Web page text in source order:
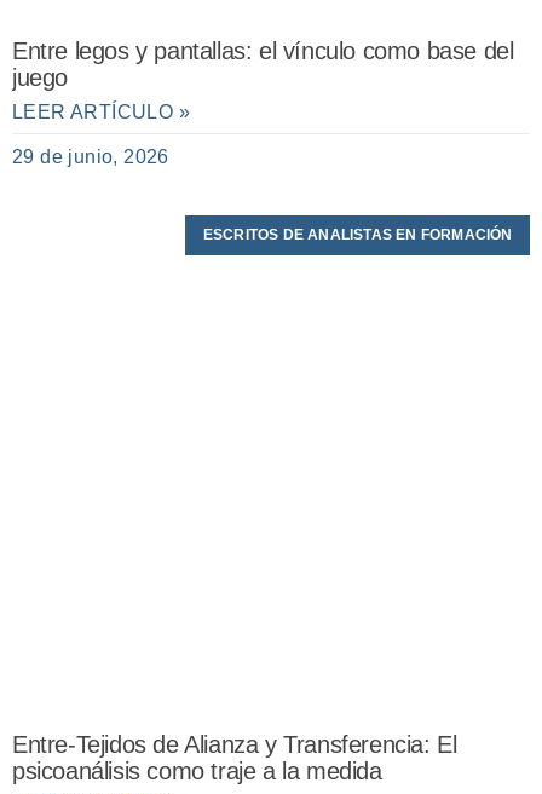
Entre legos y pantallas: el vínculo como base del
juego
LEER ARTÍCULO »
29 de junio, 2026
ESCRITOS DE ANALISTAS EN FORMACIÓN
Entre-Tejidos de Alianza y Transferencia: El
psicoanálisis como traje a la medida